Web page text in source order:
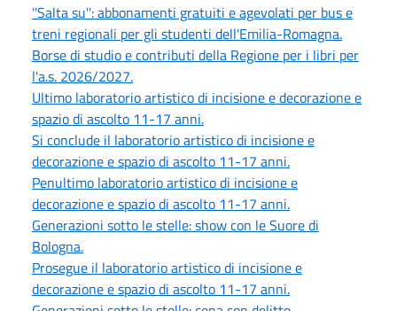
''Salta su'': abbonamenti gratuiti e agevolati per bus e
treni regionali per gli studenti dell'Emilia-Romagna.
Borse di studio e contributi della Regione per i libri per
l'a.s. 2026/2027.
Ultimo laboratorio artistico di incisione e decorazione e
spazio di ascolto 11-17 anni.
Si conclude il laboratorio artistico di incisione e
decorazione e spazio di ascolto 11-17 anni.
Penultimo laboratorio artistico di incisione e
decorazione e spazio di ascolto 11-17 anni.
Generazioni sotto le stelle: show con le Suore di
Bologna.
Prosegue il laboratorio artistico di incisione e
decorazione e spazio di ascolto 11-17 anni.